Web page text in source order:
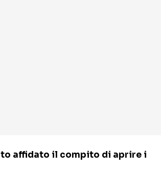
affidato il compito di aprire i